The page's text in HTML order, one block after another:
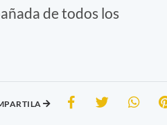
de todos los